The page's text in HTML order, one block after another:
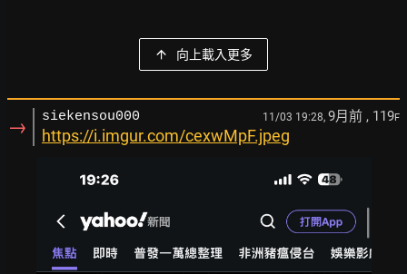
向上載入更多
→ siekensou000 11/03 19:28, 9月前 , 119F
https://i.imgur.com/cexwMpF.jpeg